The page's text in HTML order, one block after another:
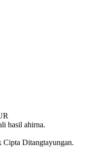
hasil ahirna.
Ditangtayungan.